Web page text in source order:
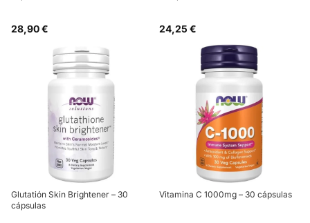
28,90 € 24,25 €
Glutatión Skin Brightener – 30
cápsulas
Vitamina C 1000mg – 30 cápsulas